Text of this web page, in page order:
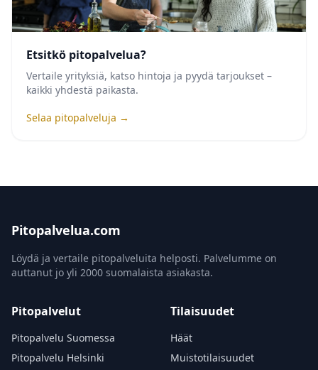
Etsitkö pitopalvelua?
Vertaile yrityksiä, katso hintoja ja pyydä tarjoukset –
kaikki yhdestä paikasta.
Selaa pitopalveluja →
Pitopalvelua.com
Löydä ja vertaile pitopalveluita helposti. Palvelumme on
auttanut jo yli 2000 suomalaista asiakasta.
Pitopalvelut
Pitopalvelu Suomessa
Pitopalvelu Helsinki
Tilaisuudet
Häät
Muistotilaisuudet